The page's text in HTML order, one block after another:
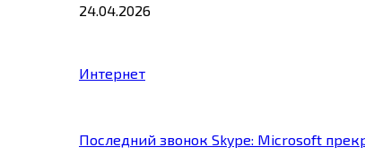
24.04.2026
Интернет
Последний звонок Skype: Microsoft